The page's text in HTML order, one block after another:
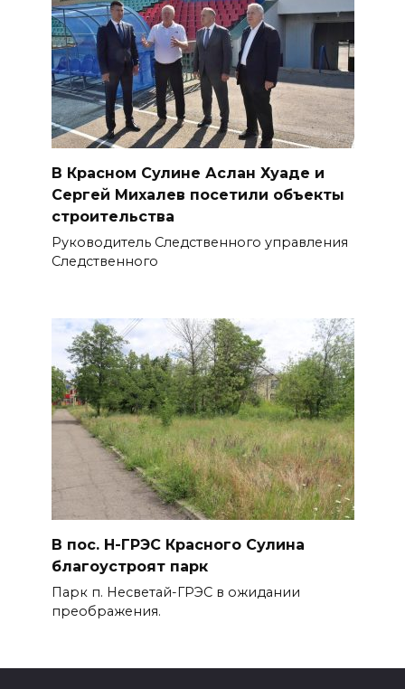
В Красном Сулине Аслан Хуаде и
Сергей Михалев посетили объекты
строительства
Руководитель Следственного управления
Следственного
В пос. Н-ГРЭС Красного Сулина
благоустроят парк
Парк п. Несветай-ГРЭС в ожидании
преображения.